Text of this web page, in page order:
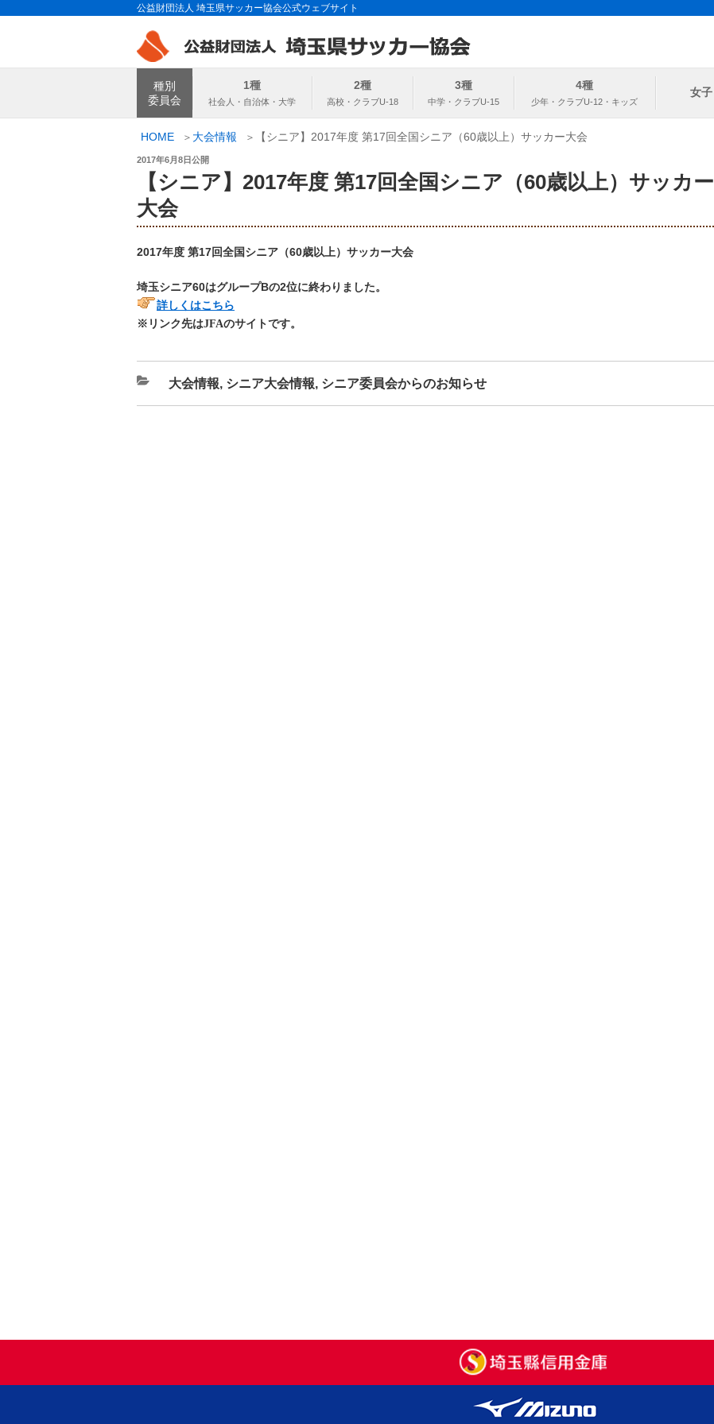
ス
公益財団法人 埼玉県サッカー協会公式ウェブサイト
埼玉県サッカー協会
種別
委員会
1種 2種 3種 4種
女子
HOME 大会情報 【シニア】2017年度 第17回全国シニア（60歳以上）サッカー大会
投
2017年6月8日公開
【シニア】2017年度 第17回全国シニア（60歳以上）サッカー
大会
2017年度 第17回全国シニア（60歳以上）サッカー大会
埼玉シニア60はグループBの2位に終わりました。
詳しくはこちら
※リンク先はJFAのサイトです。
カ
テ
大会情報, シニア大会情報, シニア委員会からのお知らせ